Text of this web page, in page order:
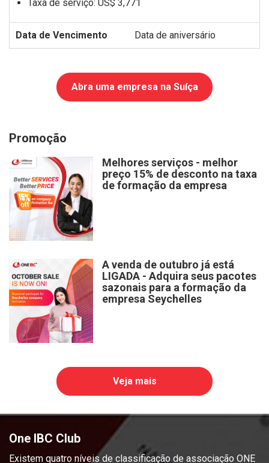
Taxa de serviço: US$ 3,771
Data de aniversário
Abra uma empresa na Suíça
Promoção
Melhores serviços - melhor
preço 15% de desconto na taxa
de formação da empresa
A venda de outubro já está
LIGADA - Adquira seus pacotes
sazonais para a formação da
empresa Seychelles
Veja mais
One IBC Club
Existem quatro níveis de classificação de associação ONE